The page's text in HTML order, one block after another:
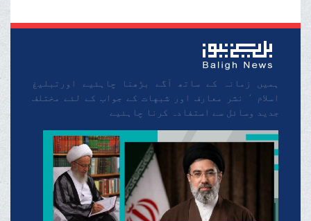
ہمیں زمانہ کے ساتھ آگے بڑھنا چاہئیے اورتبلیغ
اسلام ٬ نشر معارف اور شبهات کے جواب کے لئے مختلف
جدید وسائل سے استفادہ کرنا چاہئیے